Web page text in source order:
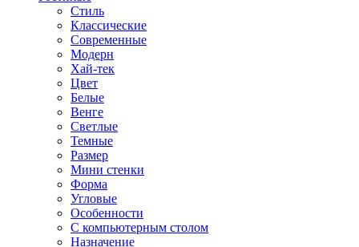
Стиль
Классические
Современные
Модерн
Хай-тек
Цвет
Белые
Венге
Светлые
Темные
Размер
Мини стенки
Форма
Угловые
Особенности
С компьютерным столом
Назначение